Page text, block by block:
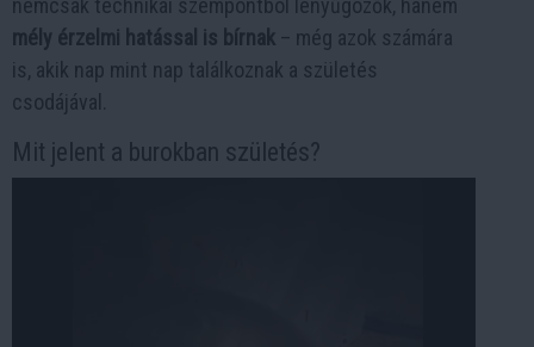
nemcsak technikai szempontból lenyűgözők, hanem
mély érzelmi hatással is bírnak – még azok számára
is, akik nap mint nap találkoznak a születés
csodájával.
Mit jelent a burokban születés?